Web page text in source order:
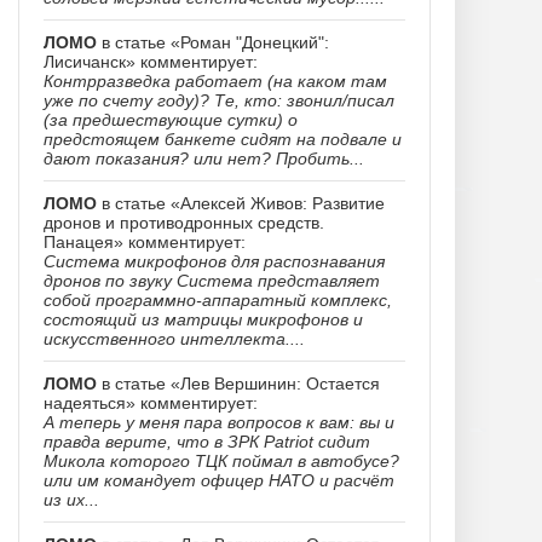
ЛОМО в статье «Роман "Донецкий":
Лисичанск» комментирует:
Контрразведка работает (на каком там
уже по счету году)? Те, кто: звонил/писал
(за предшествующие сутки) о
предстоящем банкете сидят на подвале и
дают показания? или нет? Пробить...
ЛОМО в статье «Алексей Живов: Развитие
дронов и противодронных средств.
Панацея» комментирует:
Система микрофонов для распознавания
дронов по звуку Система представляет
собой программно-аппаратный комплекс,
состоящий из матрицы микрофонов и
искусственного интеллекта....
ЛОМО в статье «Лев Вершинин: Остается
надеяться» комментирует:
А теперь у меня пара вопросов к вам: вы и
правда верите, что в ЗРК Patriot сидит
Микола которого ТЦК поймал в автобусе?
или им командует офицер НАТО и расчёт
из их...